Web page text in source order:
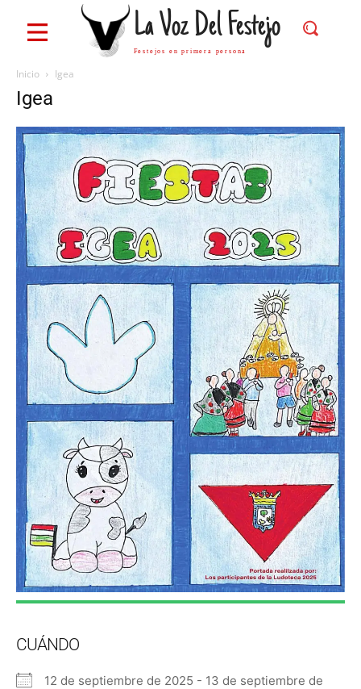
La Voz Del Festejo
Festejos en primera persona
Inicio Igea
Igea
CUÁNDO
12 de septiembre de 2025 - 13 de septiembre de